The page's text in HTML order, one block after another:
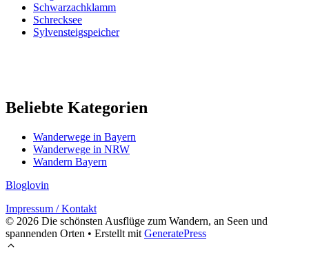
Schwarzachklamm
Schrecksee
Sylvensteigspeicher
Beliebte Kategorien
Wanderwege in Bayern
Wanderwege in NRW
Wandern Bayern
Bloglovin
Impressum / Kontakt
© 2026 Die schönsten Ausflüge zum Wandern, an Seen und
spannenden Orten • Erstellt mit GeneratePress